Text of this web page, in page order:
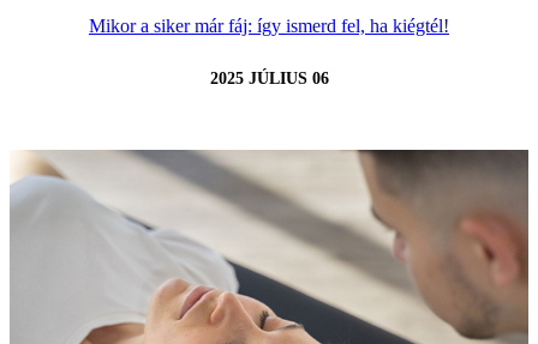
Mikor a siker már fáj: így ismerd fel, ha kiégtél!
2025 JÚLIUS 06